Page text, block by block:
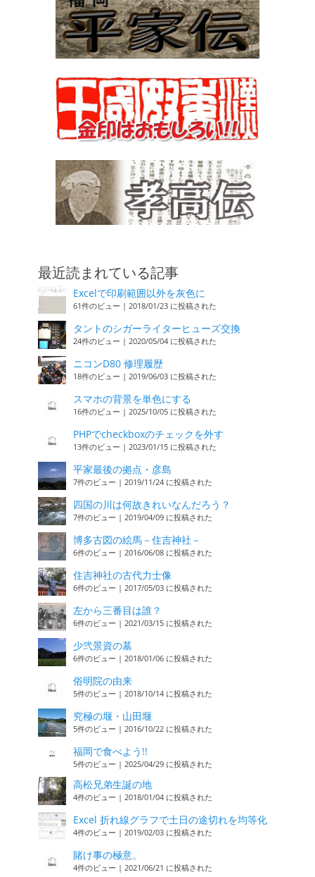
最近読まれている記事
Excelで印刷範囲以外を灰色に
61件のビュー | 2018/01/23 に投稿された
タントのシガーライターヒューズ交換
24件のビュー | 2020/05/04 に投稿された
ニコンD80 修理履歴
18件のビュー | 2019/06/03 に投稿された
スマホの背景を単色にする
16件のビュー | 2025/10/05 に投稿された
PHPでcheckboxのチェックを外す
13件のビュー | 2023/01/15 に投稿された
平家最後の拠点・彦島
7件のビュー | 2019/11/24 に投稿された
四国の川は何故きれいなんだろう？
7件のビュー | 2019/04/09 に投稿された
博多古図の絵馬－住吉神社－
6件のビュー | 2016/06/08 に投稿された
住吉神社の古代力士像
6件のビュー | 2017/05/03 に投稿された
左から三番目は誰？
6件のビュー | 2021/03/15 に投稿された
少弐景資の墓
6件のビュー | 2018/01/06 に投稿された
俗明院の由来
5件のビュー | 2018/10/14 に投稿された
究極の堰・山田堰
5件のビュー | 2016/10/22 に投稿された
福岡で食べよう!!
5件のビュー | 2025/04/29 に投稿された
高松兄弟生誕の地
4件のビュー | 2018/01/04 に投稿された
Excel 折れ線グラフで土日の途切れを均等化
4件のビュー | 2019/02/03 に投稿された
賭け事の極意。
4件のビュー | 2021/06/21 に投稿された